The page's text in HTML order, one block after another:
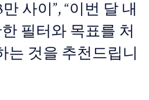
사이”, “이번 달 내
필터와 목표를 처
는 것을 추천드립니